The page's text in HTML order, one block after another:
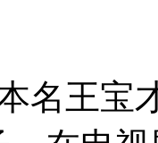
王宝才